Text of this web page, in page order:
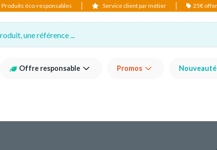
Produits éco-responsables Service client par métier 25€
une référence ...
Offre responsable Promos